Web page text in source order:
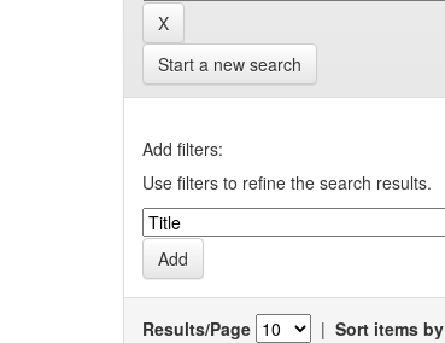
Start a new search
Add filters:
Use filters to refine the search results.
Results/Page | Sort items by